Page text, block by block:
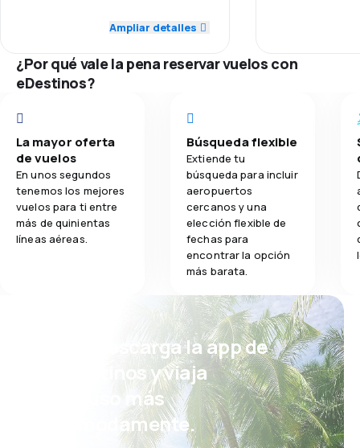
Red de conexiones 5,0
Precio del billete 4,0
Transporte de equipaje 5,0
Comidas 4,0
Ampliar detalles
Precio del
Transporte
Comidas
¿Por qué vale la pena reservar vuelos con
eDestinos?
La mayor oferta
de vuelos
En unos segundos
tenemos los mejores
vuelos para ti entre
más de quinientas
líneas aéreas.
Búsqueda flexible
Extiende tu
búsqueda para incluir
aeropuertos
cercanos y una
elección flexible de
fechas para
encontrar la opción
más barata.
¡Eh! Descarga la app de
eDestinos y viaja
incluso más
cómodamente.